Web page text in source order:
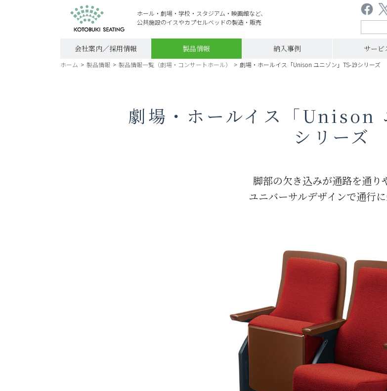
ホール・劇場・学校・スタジアム・映画館など、
公共施設のイスやカプセルベッドの製造・販売
会社案内／採用情報 製品情報 納入事例 サービ
ホーム > 製品情報 > 製品情報一覧（劇場・コンサートホール） > 劇場・ホールイス「Unison ユニゾン」TS-19シリーズ
劇場・ホールイス「Unison
シリーズ
脚部の欠き込みが通路を通り
ユニバーサルデザインで通行